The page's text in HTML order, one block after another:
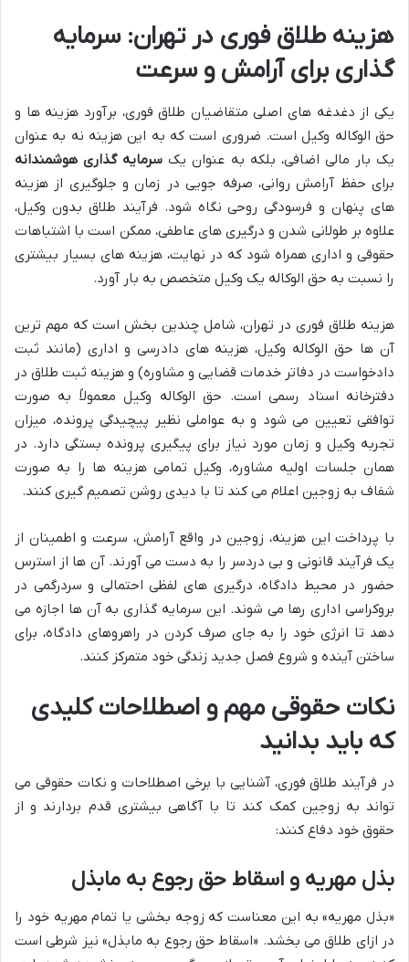
هزینه طلاق فوری در تهران: سرمایه
گذاری برای آرامش و سرعت
یکی از دغدغه های اصلی متقاضیان طلاق فوری، برآورد هزینه ها و
حق الوکاله وکیل است. ضروری است که به این هزینه نه به عنوان
یک بار مالی اضافی، بلکه به عنوان یک سرمایه گذاری هوشمندانه
برای حفظ آرامش روانی، صرفه جویی در زمان و جلوگیری از هزینه
های پنهان و فرسودگی روحی نگاه شود. فرآیند طلاق بدون وکیل،
علاوه بر طولانی شدن و درگیری های عاطفی، ممکن است با اشتباهات
حقوقی و اداری همراه شود که در نهایت، هزینه های بسیار بیشتری
را نسبت به حق الوکاله یک وکیل متخصص به بار آورد.
هزینه طلاق فوری در تهران، شامل چندین بخش است که مهم ترین
آن ها حق الوکاله وکیل، هزینه های دادرسی و اداری (مانند ثبت
دادخواست در دفاتر خدمات قضایی و مشاوره) و هزینه ثبت طلاق در
دفترخانه اسناد رسمی است. حق الوکاله وکیل معمولاً به صورت
توافقی تعیین می شود و به عواملی نظیر پیچیدگی پرونده، میزان
تجربه وکیل و زمان مورد نیاز برای پیگیری پرونده بستگی دارد. در
همان جلسات اولیه مشاوره، وکیل تمامی هزینه ها را به صورت
شفاف به زوجین اعلام می کند تا با دیدی روشن تصمیم گیری کنند.
با پرداخت این هزینه، زوجین در واقع آرامش، سرعت و اطمینان از
یک فرآیند قانونی و بی دردسر را به دست می آورند. آن ها از استرس
حضور در محیط دادگاه، درگیری های لفظی احتمالی و سردرگمی در
بروکراسی اداری رها می شوند. این سرمایه گذاری به آن ها اجازه می
دهد تا انرژی خود را به جای صرف کردن در راهروهای دادگاه، برای
ساختن آینده و شروع فصل جدید زندگی خود متمرکز کنند.
نکات حقوقی مهم و اصطلاحات کلیدی
که باید بدانید
در فرآیند طلاق فوری، آشنایی با برخی اصطلاحات و نکات حقوقی می
تواند به زوجین کمک کند تا با آگاهی بیشتری قدم بردارند و از
حقوق خود دفاع کنند:
بذل مهریه و اسقاط حق رجوع به مابذل
«بذل مهریه» به این معناست که زوجه بخشی یا تمام مهریه خود را
در ازای طلاق می بخشد. «اسقاط حق رجوع به مابذل» نیز شرطی است